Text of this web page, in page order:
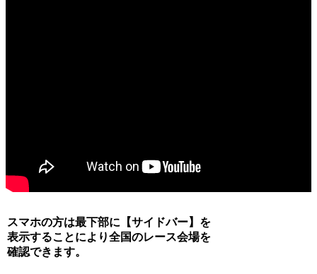
スマホの方は最下部に【サイドバー】を
表示することにより全国のレース会場を
確認できます。